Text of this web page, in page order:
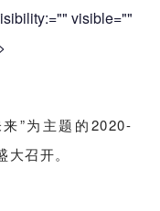
visible=""
”为主题的2020-
召开。